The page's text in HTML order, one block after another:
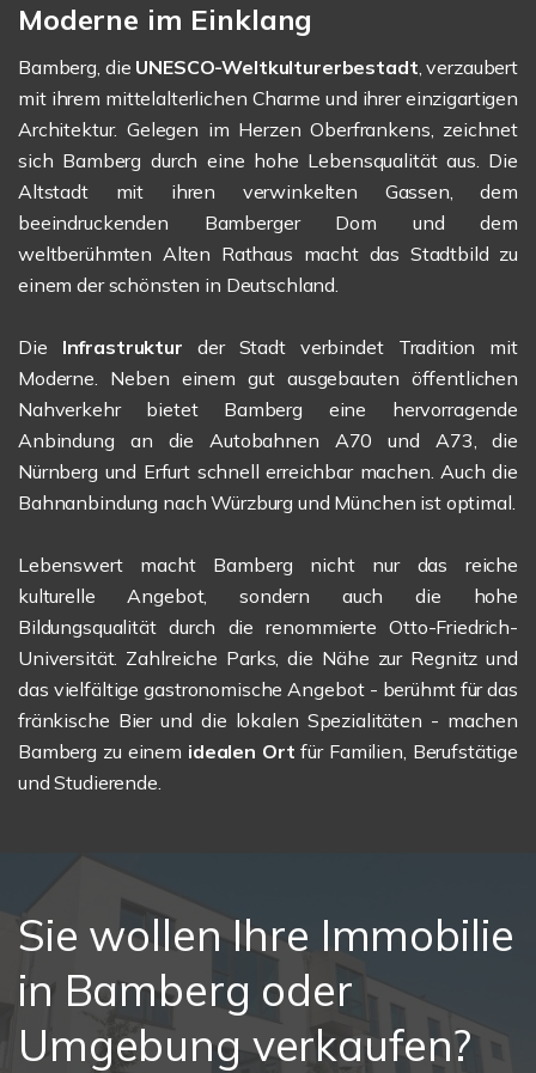
Moderne im Einklang
Bamberg, die UNESCO-Weltkulturerbestadt, verzaubert
mit ihrem mittelalterlichen Charme und ihrer einzigartigen
Architektur. Gelegen im Herzen Oberfrankens, zeichnet
sich Bamberg durch eine hohe Lebensqualität aus. Die
Altstadt mit ihren verwinkelten Gassen, dem
beeindruckenden Bamberger Dom und dem
weltberühmten Alten Rathaus macht das Stadtbild zu
einem der schönsten in Deutschland.
Die Infrastruktur der Stadt verbindet Tradition mit
Moderne. Neben einem gut ausgebauten öffentlichen
Nahverkehr bietet Bamberg eine hervorragende
Anbindung an die Autobahnen A70 und A73, die
Nürnberg und Erfurt schnell erreichbar machen. Auch die
Bahnanbindung nach Würzburg und München ist optimal.
Lebenswert macht Bamberg nicht nur das reiche
kulturelle Angebot, sondern auch die hohe
Bildungsqualität durch die renommierte Otto-Friedrich-
Universität. Zahlreiche Parks, die Nähe zur Regnitz und
das vielfältige gastronomische Angebot - berühmt für das
fränkische Bier und die lokalen Spezialitäten - machen
Bamberg zu einem idealen Ortfür Familien, Berufstätige
und Studierende.
Sie wollen Ihre Immobilie
in Bamberg oder
Umgebung verkaufen?